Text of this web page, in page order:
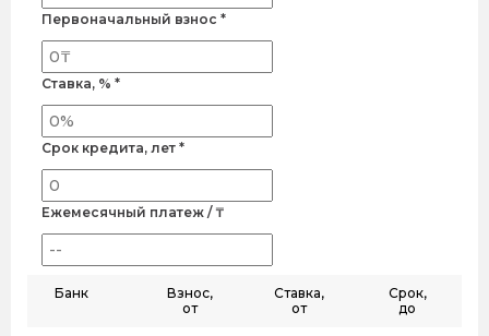
Первоначальный взнос *
Ставка, % *
Срок кредита, лет *
Ежемесячный платеж / ₸
Банк
Взнос,
от
Ставка,
от
Срок,
до